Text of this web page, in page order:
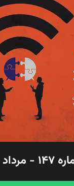
بابک نقاش
آرش برهمند، یسنا
رجبی، زهرا
امیر شفیعی، مانی لطفی
سید‌سبحان‌علی ثابت
برید‌
محمد‌ کاظمی‌نیا
۱۴۰۵